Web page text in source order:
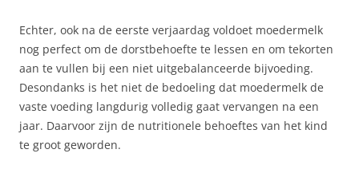
Echter, ook na de eerste verjaardag voldoet moedermelk
nog perfect om de dorstbehoefte te lessen en om tekorten
aan te vullen bij een niet uitgebalanceerde bijvoeding.
Desondanks is het niet de bedoeling dat moedermelk de
vaste voeding langdurig volledig gaat vervangen na een
jaar. Daarvoor zijn de nutritionele behoeftes van het kind
te groot geworden.